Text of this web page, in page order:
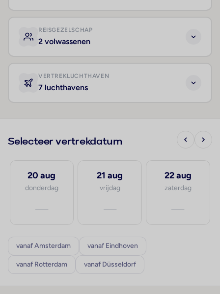
REISGEZELSCHAP
2 volwassenen
VERTREKLUCHTHAVEN
7 luchthavens
Selecteer vertrekdatum
20 aug
donderdag
—
21 aug
vrijdag
—
22 aug
zaterdag
—
vanaf Amsterdam vanaf Eindhoven
vanaf Rotterdam vanaf Düsseldorf